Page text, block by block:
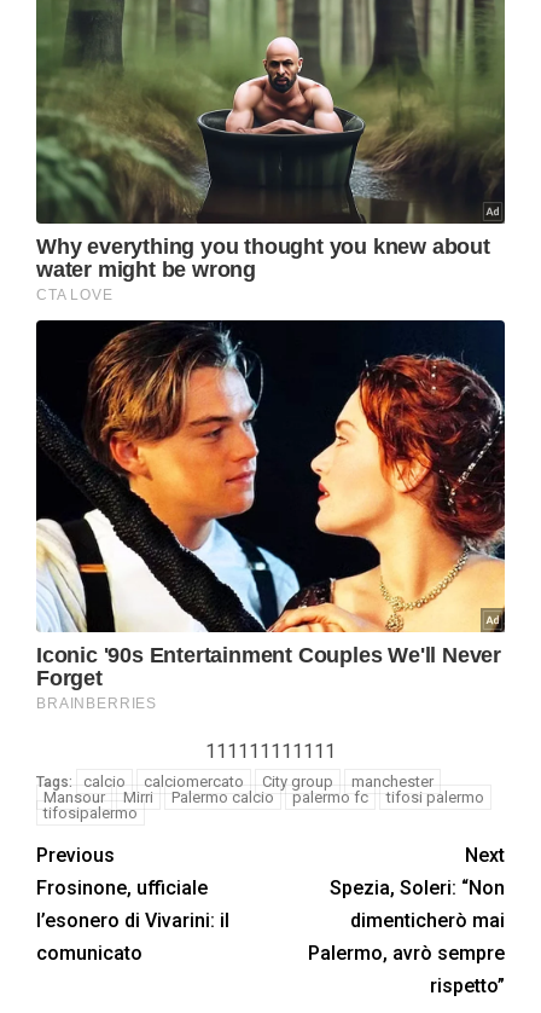
111111111111
Tags: calcio calciomercato City group
manchester
Mansour
Mirri Palermo calcio palermo fc
tifosi palermo
tifosipalermo
Previous
Frosinone, ufficiale
l’esonero di Vivarini: il
comunicato
Next
Spezia, Soleri: “Non
dimenticherò mai
Palermo, avrò sempre
rispetto”